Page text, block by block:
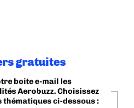
gratuites
boite e-mail les
Aerobuzz. Choisissez
thématiques ci-dessous :